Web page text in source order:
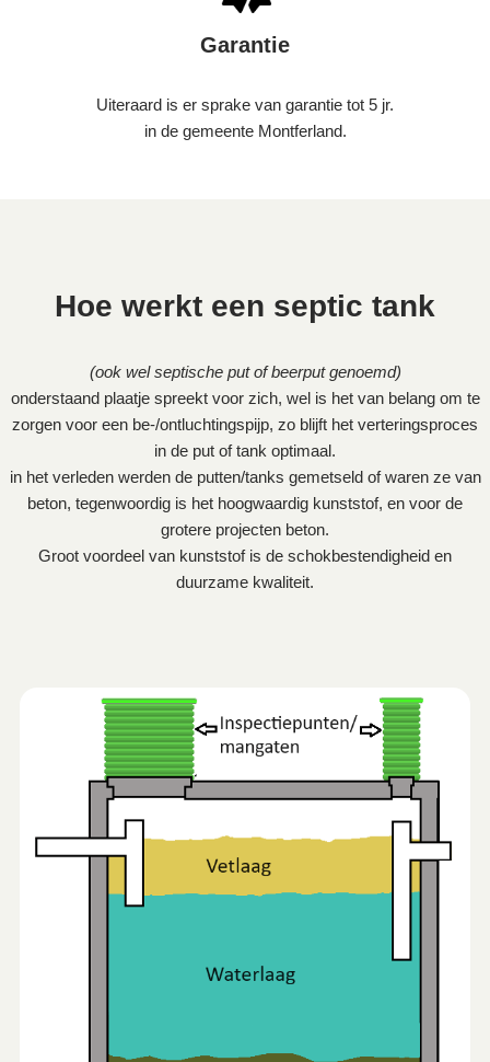
Garantie
Uiteraard is er sprake van garantie tot 5 jr.
in de gemeente Montferland.
Hoe werkt een septic tank
(ook wel septische put of beerput genoemd)
onderstaand plaatje spreekt voor zich, wel is het van belang om te
zorgen voor een be-/ontluchtingspijp, zo blijft het verteringsproces
in de put of tank optimaal.
in het verleden werden de putten/tanks gemetseld of waren ze van
beton, tegenwoordig is het hoogwaardig kunststof, en voor de
grotere projecten beton.
Groot voordeel van kunststof is de schokbestendigheid en
duurzame kwaliteit.